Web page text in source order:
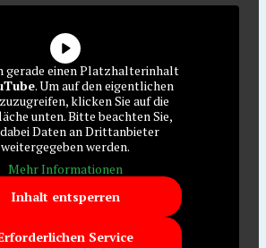
gerade einen Platzhalterinhalt
. Um auf den eigentlichen
klicken Sie auf die
unten. Bitte beachten Sie,
Daten an Drittanbieter
weitergegeben werden.
Mehr Informationen
Inhalt entsperren
Service